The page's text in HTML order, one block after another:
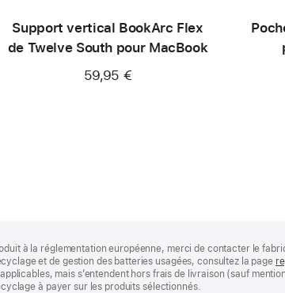
Support vertical BookArc Flex
de Twelve South pour MacBook
59,95 €
à la réglementation européenne, merci de contacter le
et de gestion des batteries usagées, consultez la page
mais s’entendent hors frais de livraison (sauf
à payer sur les produits sélectionnés.